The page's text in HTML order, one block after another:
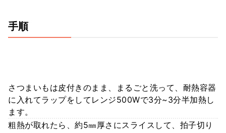
手順
さつまいもは皮付きのまま、まるごと洗って、耐熱容器
に入れてラップをしてレンジ500Wで3分~3分半加熱し
ます。
粗熱が取れたら、約5㎜厚さにスライスして、拍子切り